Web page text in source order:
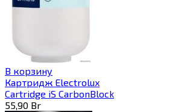
В корзину
Картридж Electrolux
Cartridge iS CarbonBlock
55,90 Br